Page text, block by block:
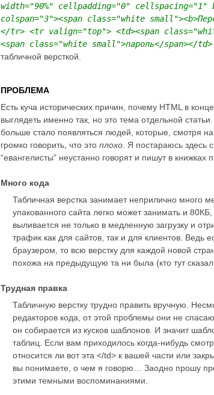
width="90%" cellpadding="0"
colspan="3"><span class="white
</tr> <tr valign="top"> <td><span
<span class="white small">пароль</span></
табличной версткой.
ПРОБЛЕМА
Есть куча исторических причин, почему HTML в
выглядеть именно так, но это тема отдельной
больше стало появляться людей, которые, смотря на
громко говорить, что это плохо . Я постараюсь здесь
“евангелисты” неустанно говорят и пишут в книжках
Много кода
Табличная верстка занимает неприлично много
упакованного сайта легко может занимать и
выливается не только в медленную загрузку и
трафик как для сайтов, так и для клиентов. Ведь
браузером, то всю верстку для каждой новой
похожа на предыдущую та ни была (кто тут
Трудная правка
Табличную верстку трудно править вручную.
редакторов кода, от этой проблемы они не
он собирается из кусков шаблонов. И значит
таблиц. Если вам приходилось когда-нибудь
относится ли вот эта </td> к вашей части или
вы понимаете, о чем я говорю… Заодно прошу
этими темными воспоминаниями.